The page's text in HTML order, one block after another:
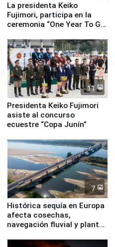
La presidenta Keiko
Fujimori, participa en la
ceremonia “One Year To Go
11
Presidenta Keiko Fujimori
asiste al concurso
ecuestre “Copa Junín”
7
Histórica sequía en Europa
afecta cosechas,
navegación fluvial y plantas